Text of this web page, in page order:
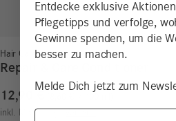
Hair Care
Repair & Care Conditioner
12,90
inkl. MwSt.
Entdecke exklusive
Pflegetipps und verfolge,
Gewinne spenden, um die
besser zu machen.
Melde Dich jetzt zum
Vorname